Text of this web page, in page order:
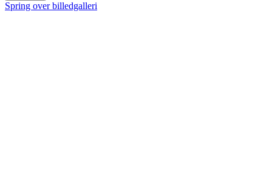
Spring over billedgalleri